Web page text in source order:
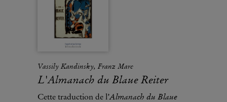
Vassily Kandinsky, Franz Marc
L'Almanach du Blaue Reiter
Cette traduction de l’Almanach du Blaue